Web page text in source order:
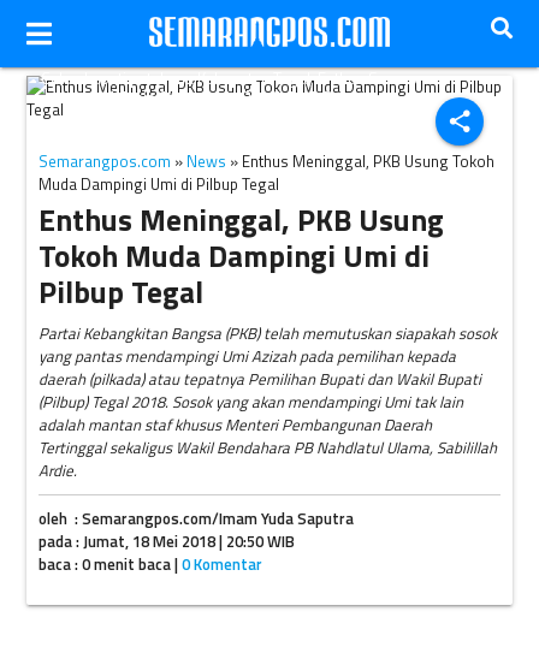
share
Calon bupati petahana Kabupaten Tegal, Enthus Susmono,
meninggal dunia Senin (14/5/2018). (dok Solopos)
Semarangpos.com » News » Enthus Meninggal, PKB Usung Tokoh
Muda Dampingi Umi di Pilbup Tegal
Enthus Meninggal, PKB Usung
Tokoh Muda Dampingi Umi di
Pilbup Tegal
Partai Kebangkitan Bangsa (PKB) telah memutuskan siapakah sosok
yang pantas mendampingi Umi Azizah pada pemilihan kepada
daerah (pilkada) atau tepatnya Pemilihan Bupati dan Wakil Bupati
(Pilbup) Tegal 2018. Sosok yang akan mendampingi Umi tak lain
adalah mantan staf khusus Menteri Pembangunan Daerah
Tertinggal sekaligus Wakil Bendahara PB Nahdlatul Ulama, Sabilillah
Ardie.
oleh : Semarangpos.com/Imam Yuda Saputra
pada : Jumat, 18 Mei 2018 | 20:50 WIB
baca : 0 menit baca |0 Komentar